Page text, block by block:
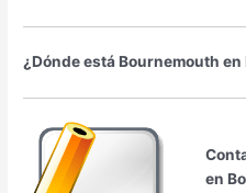
¿Dónde está Bournemouth
en